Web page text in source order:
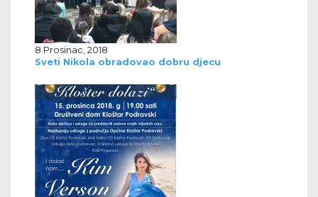
8 Prosinac, 2018
Sveti Nikola obradovao dobru djecu